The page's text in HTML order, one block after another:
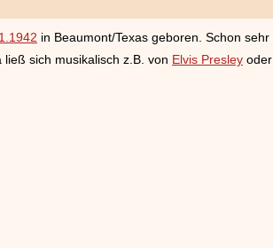
in Beaumont/Texas geboren. Schon
sich musikalisch z.B. von Elvis Presley